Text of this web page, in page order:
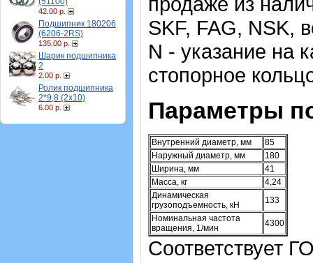
42.00 р.
Подшипник 180206
(6206-2RS)
135.00 р.
Шарик подшипника
2
2.00 р.
Ролик подшипника
2*9,8 (2х10)
6.00 р.
SKF, FAG, NSK,
N - указание на
стопорное
Параметры
Внутренний диаметр, мм
85
Наружный диаметр, мм
180
Ширина, мм
41
Масса, кг
4,24
Динамическая
грузоподъемность, кН
133
Номинальная частота
вращения, 1/мин
4300
Соответствует